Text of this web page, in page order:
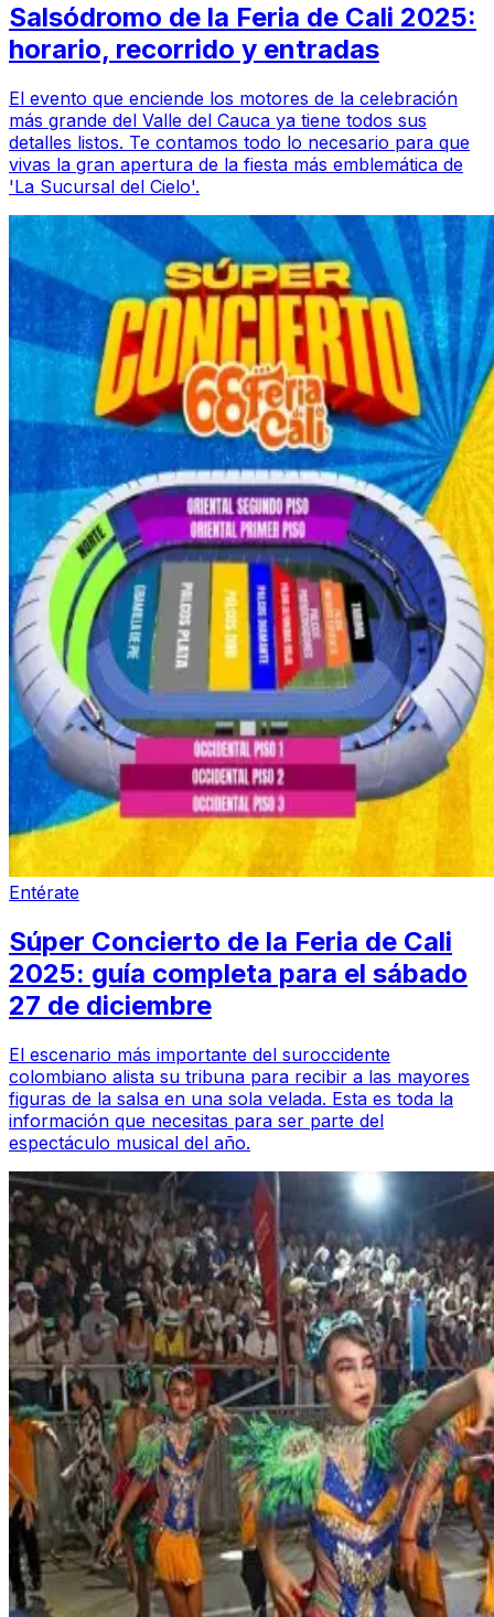
Salsódromo de la Feria de Cali 2025:
horario, recorrido y entradas
El evento que enciende los motores de la celebración
más grande del Valle del Cauca ya tiene todos sus
detalles listos. Te contamos todo lo necesario para que
vivas la gran apertura de la fiesta más emblemática de
'La Sucursal del Cielo'.
Entérate
Súper Concierto de la Feria de Cali
2025: guía completa para el sábado
27 de diciembre
El escenario más importante del suroccidente
colombiano alista su tribuna para recibir a las mayores
figuras de la salsa en una sola velada. Esta es toda la
información que necesitas para ser parte del
espectáculo musical del año.